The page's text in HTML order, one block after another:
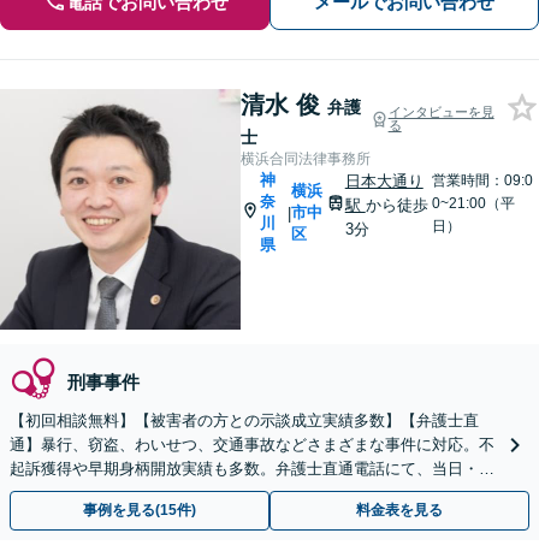
清水 俊 弁護
士
インタビューを見
る
横浜合同法律事務所
神
奈
川
県
|
横浜
市中
区
日本大通り
駅 から徒歩
3分
営業時間：09:0
0~21:00（平
日）
刑事事件
【初回相談無料】【被害者の方との示談成立実績多数】【弁護士直
通】暴行、窃盗、わいせつ、交通事故などさまざまな事件に対応。不
起訴獲得や早期身柄開放実績も多数。弁護士直通電話にて、当日・休
日・夜間の急な相談にもできる限り対応【日本大通駅3分】
事例を見る(15件) 料金表を見る